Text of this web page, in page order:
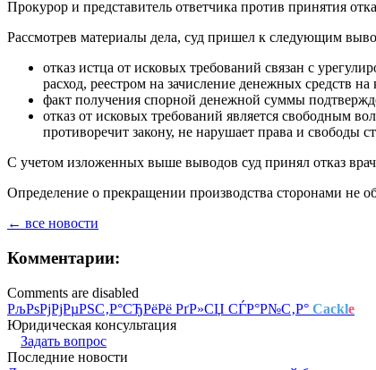
Прокурор и представитель ответчика против принятия
Рассмотрев материалы дела, суд пришел к следующим
отказ истца от исковых требований связан с
расход, реестром на зачисление денежных средств
факт получения спорной денежной суммы
отказ от исковых требований является свободным
противоречит закону, не нарушает права и свободы
С учетом изложенных выше выводов суд принял отказ
Определение о прекращении производства сторонами не
← все новости
Комментарии:
Comments are disabled
РљРѕРјРјРµРЅС‚Р°СЂРёРё РґР»СЏ СЃР°Р№С‚Р° Cackle
Юридическая консультация
Задать вопрос
Последние новости